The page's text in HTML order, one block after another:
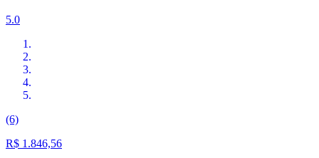
5.0
(6)
R$ 1.846,56